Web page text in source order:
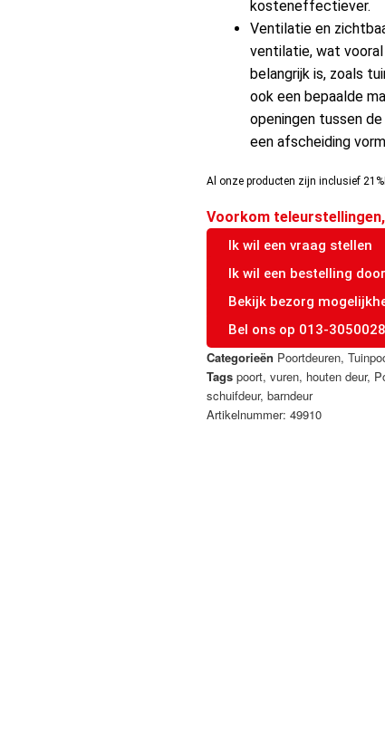
kosteneffectiever.
Ventilatie en
ventilatie, wat vooral
belangrijk is, zoals
ook een bepaalde
openingen tussen
een afscheiding
Al onze producten zijn inclusief
Voorkom
Ik wil een vraag stellen
Ik wil een bestelling
Bekijk bezorg
Bel ons op 013-3050028
Categorieën Poortdeuren,
Tags poort, vuren, houten deur,
schuifdeur, barndeur
Artikelnummer: 49910